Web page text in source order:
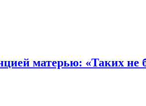
матерью: «Таких не